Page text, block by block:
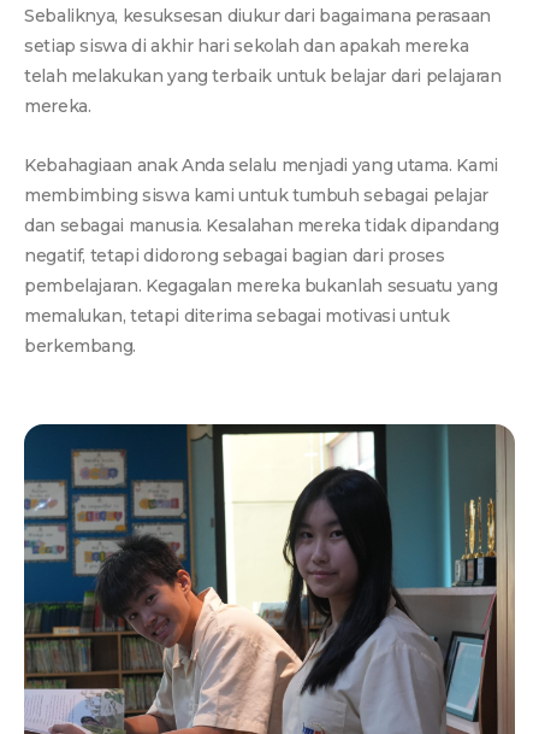
Sebaliknya, kesuksesan diukur dari bagaimana perasaan
setiap siswa di akhir hari sekolah dan apakah mereka
telah melakukan yang terbaik untuk belajar dari pelajaran
mereka.
Kebahagiaan anak Anda selalu menjadi yang utama. Kami
membimbing siswa kami untuk tumbuh sebagai pelajar
dan sebagai manusia. Kesalahan mereka tidak dipandang
negatif, tetapi didorong sebagai bagian dari proses
pembelajaran. Kegagalan mereka bukanlah sesuatu yang
memalukan, tetapi diterima sebagai motivasi untuk
berkembang.